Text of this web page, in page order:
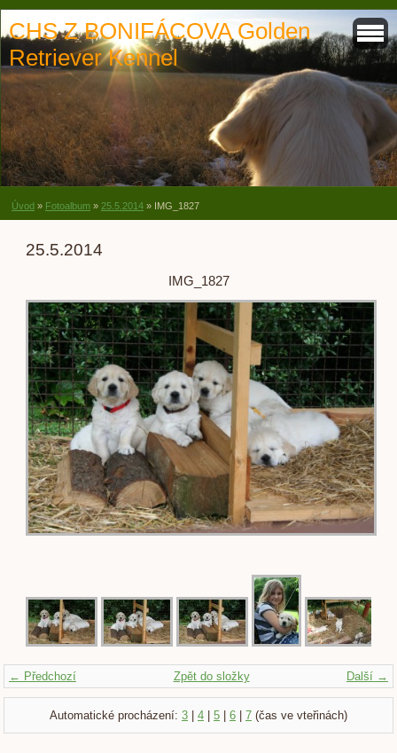
CHS Z BONIFÁCOVA Golden
Retriever Kennel
Úvod » Fotoalbum » 25.5.2014 » IMG_1827
25.5.2014
IMG_1827
← Předchozí Další →
Zpět do složky
Automatické procházení: 3 4 5 6 7 (čas ve vteřinách)